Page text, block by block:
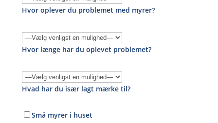
Hvor oplever du problemet med myrer?
Hvor længe har du oplevet problemet?
Hvad har du især lagt mærke til?
Små myrer i huset